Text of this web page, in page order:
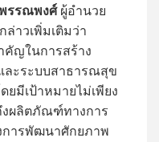
รรณพงศ์ผู้อำนวย
าวเพิ่มเติมว่า
คัญในการสร้าง
ะระบบสาธารณสุข
ยมีเป้าหมายไม่เพียง
งผลิตภัณฑ์ทางการ
ารพัฒนาศักยภาพ